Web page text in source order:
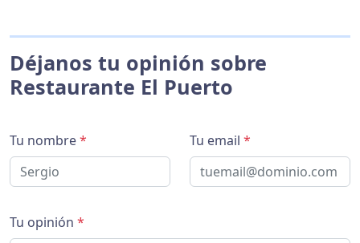
Déjanos tu opinión sobre
Restaurante El Puerto
Tu nombre* Tu email *
Tu opinión *